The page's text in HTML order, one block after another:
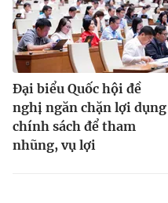
Đại biểu Quốc hội đề
nghị ngăn chặn lợi dụng
chính sách để tham
nhũng, vụ lợi